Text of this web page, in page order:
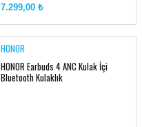
7.299,00 ₺
HONOR
HONOR Earbuds 4 ANC Kulak İçi
Bluetooth Kulaklık